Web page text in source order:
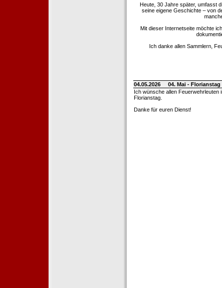
Heute, 30 Jahre später, umfasst
seine eigene Geschichte – von
Mit dieser Internetseite möchte
Ich danke allen Sammlern,
04.05.2026
04. Mai -
Ich wünsche allen Feuerwehrleuten
Florianstag.
Danke für euren Dienst!